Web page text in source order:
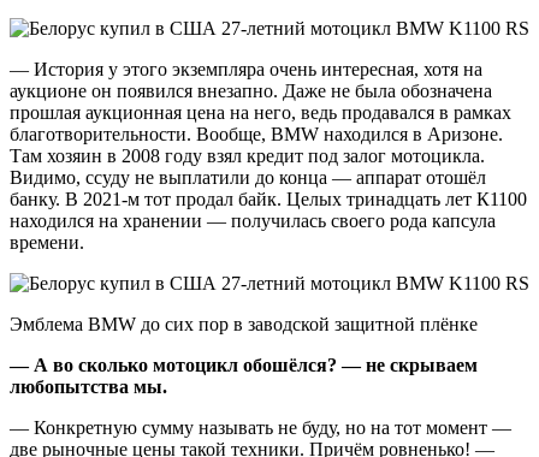
— История у этого экземпляра очень интересная, хотя на
аукционе он появился внезапно. Даже не была обозначена
прошлая аукционная цена на него, ведь продавался в рамках
благотворительности. Вообще, BMW находился в Аризоне.
Там хозяин в 2008 году взял кредит под залог мотоцикла.
Видимо, ссуду не выплатили до конца — аппарат отошёл
банку. В 2021-м тот продал байк. Целых тринадцать лет К1100
находился на хранении — получилась своего рода капсула
времени.
Эмблема BMW до сих пор в заводской защитной плёнке
— А во сколько мотоцикл обошёлся? — не скрываем
любопытства мы.
— Конкретную сумму называть не буду, но на тот момент —
две рыночные цены такой техники. Причём ровненько! —